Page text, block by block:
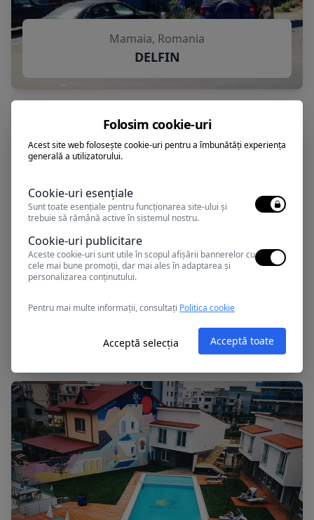
Mamaia, Romania
DELFIN
APOLLO
Folosim cookie-uri
Acest site web folosește cookie-uri pentru a îmbunătăți experiența
generală a utilizatorului.
Cookie-uri esențiale
Sunt toate esențiale pentru funcționarea site-ului și
trebuie să rămână active în sistemul nostru.
Cookie-uri publicitare
Aceste cookie-uri sunt utile în scopul afișării bannerelor cu
cele mai bune promoții, dar mai ales în adaptarea și
personalizarea conținutului.
Pentru mai multe informații, consultați Politica cookie
Acceptă selecția Acceptă toate